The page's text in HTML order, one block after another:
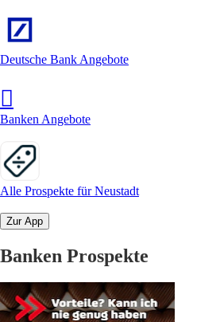
Deutsche Bank Angebote
Banken Angebote
Alle Prospekte für Neustadt
Zur App
Banken Prospekte